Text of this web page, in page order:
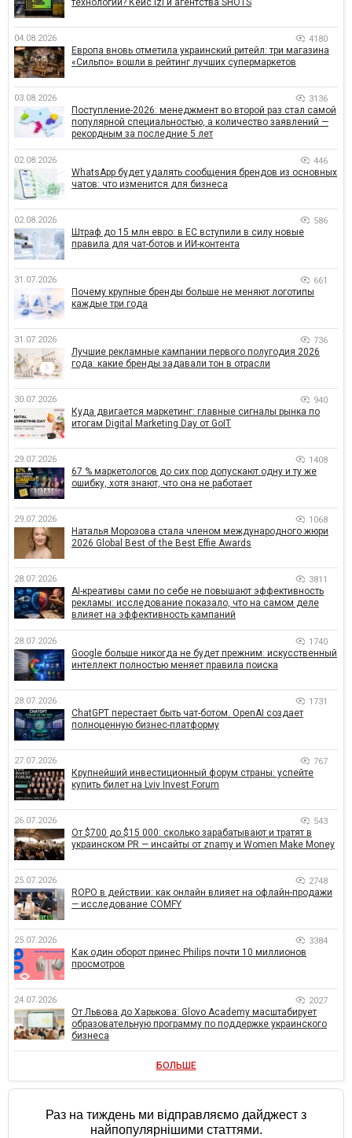
технологии? Кейс izi и агентства SHOTS
04.08.2026 4180
Европа вновь отметила украинский ритейл: три магазина
«Сильпо» вошли в рейтинг лучших супермаркетов
03.08.2026 3136
Поступление-2026: менеджмент во второй раз стал самой
популярной специальностью, а количество заявлений —
рекордным за последние 5 лет
02.08.2026 446
WhatsApp будет удалять сообщения брендов из основных
чатов: что изменится для бизнеса
02.08.2026 586
Штраф до 15 млн евро: в ЕС вступили в силу новые
правила для чат-ботов и ИИ-контента
31.07.2026 661
Почему крупные бренды больше не меняют логотипы
каждые три года
31.07.2026 736
Лучшие рекламные кампании первого полугодия 2026
года: какие бренды задавали тон в отрасли
30.07.2026 940
Куда двигается маркетинг: главные сигналы рынка по
итогам Digital Marketing Day от GoIT
29.07.2026 1408
67 % маркетологов до сих пор допускают одну и ту же
ошибку, хотя знают, что она не работает
29.07.2026 1068
Наталья Морозова стала членом международного жюри
2026 Global Best of the Best Effie Awards
28.07.2026 3811
AI-креативы сами по себе не повышают эффективность
рекламы: исследование показало, что на самом деле
влияет на эффективность кампаний
28.07.2026 1740
Google больше никогда не будет прежним: искусственный
интеллект полностью меняет правила поиска
28.07.2026 1731
ChatGPT перестает быть чат-ботом. OpenAI создает
полноценную бизнес-платформу
27.07.2026 767
Крупнейший инвестиционный форум страны: успейте
купить билет на Lviv Invest Forum
26.07.2026 543
От $700 до $15 000: сколько зарабатывают и тратят в
украинском PR — инсайты от znamy и Women Make Money
25.07.2026 2748
ROPO в действии: как онлайн влияет на офлайн-продажи
— исследование COMFY
25.07.2026 3384
Как один оборот принес Philips почти 10 миллионов
просмотров
24.07.2026 2027
От Львова до Харькова: Glovo Academy масштабирует
образовательную программу по поддержке украинского
бизнеса
БОЛЬШЕ
Раз на тиждень ми відправляємо дайджест з
найпопулярнішими статтями.